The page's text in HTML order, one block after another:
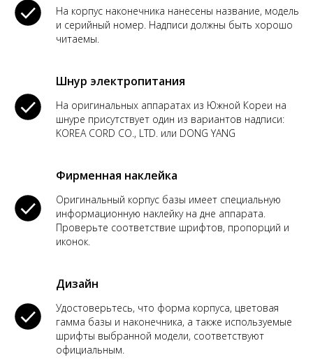
На корпус наконечника нанесены название, модель
и серийный номер. Надписи должны быть хорошо
читаемы.
Шнур электропитания
На оригинальных аппаратах из Южной Кореи на
шнуре присутствует один из вариантов надписи:
KOREA CORD CO., LTD. или DONG YANG
Фирменная наклейка
Оригинальный корпус базы имеет специальную
информационную наклейку на дне аппарата.
Проверьте соответствие шрифтов, пропорций и
иконок.
Дизайн
Удостоверьтесь, что форма корпуса, цветовая
гамма базы и наконечника, а также используемые
шрифты выбранной модели, соответствуют
официальным.